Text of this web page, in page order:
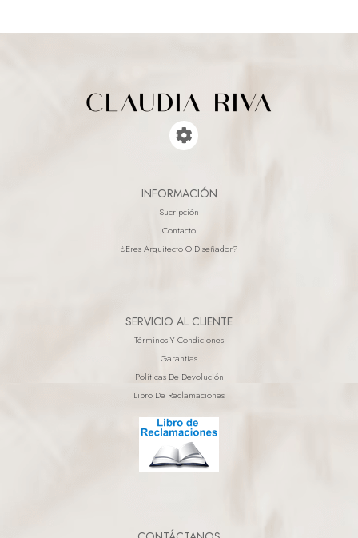
INFORMACIÓN
Sucripción
Contacto
¿eres Arquitecto O Diseñador?
SERVICIO AL CLIENTE
Términos Y Condiciones
Garantias
Políticas De Devolución
Libro De Reclamaciones